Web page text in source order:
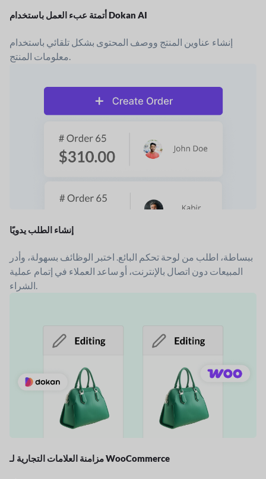
أتمتة عبء العمل باستخدام Dokan AI
إنشاء عناوين المنتج ووصف المحتوى بشكل تلقائي باستخدام
معلومات المنتج.
إنشاء الطلب يدويًا
ببساطة، اطلب من لوحة تحكم البائع. اختبر الوظائف بسهولة، وأدر
المبيعات دون اتصال بالإنترنت، أو ساعد العملاء في إتمام عملية
مزامنة العلامات التجارية لـ WooCommerce